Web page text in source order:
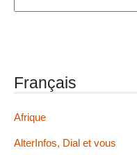
Français
Afrique
AlterInfos, Dial et vous